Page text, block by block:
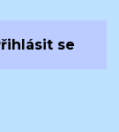
se